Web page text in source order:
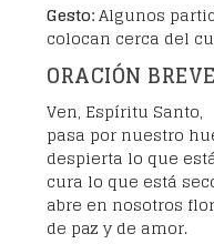
Gesto:Algunos
colocan cerca del
ORACIÓN BREVE
Ven, Espíritu Santo,
pasa por nuestro
despierta lo que
cura lo que está
abre en nosotros
de paz y de amor.